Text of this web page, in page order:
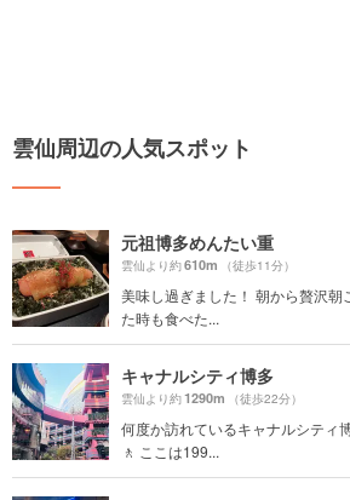
雲仙周辺の人気スポット
元祖博多めんたい重
雲仙より約610m （徒歩11分）
美味し過ぎました！ 朝から贅沢
た時も食べた...
キャナルシティ博多
雲仙より約1290m （徒歩22分）
何度か訪れているキャナルシティ
🚶 ここは199...